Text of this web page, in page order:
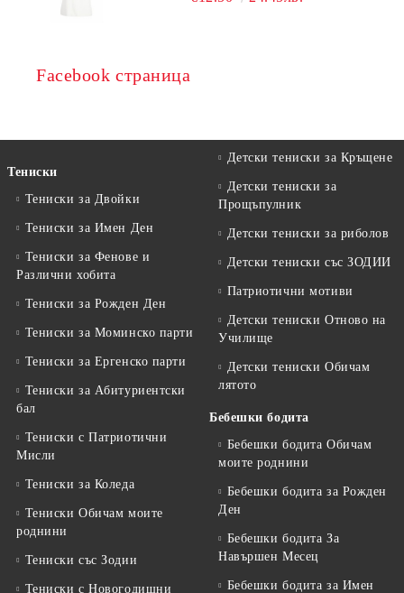
Facebook страница
Тениски
Тениски за Двойки
Тениски за Имен Ден
Тениски за Фенове и
Различни хобита
Тениски за Рожден Ден
Тениски за Mоминско парти
Тениски за Eргенско парти
Тениски за Aбитуриентски
бал
Тениски с Патриотични
Мисли
Тениски за Коледа
Тениски Обичам моите
роднини
Тениски със Зодии
Тениски с Новогодишни
Детски тениски за Кръщене
Детски тениски за
Прощъпулник
Детски тениски за риболов
Детски тениски със ЗОДИИ
Патриотични мотиви
Детски тениски Отново на
Училище
Детски тениски Обичам
лятото
Бебешки бодита
Бебешки бодита Обичам
моите роднини
Бебешки бодита за Рожден
Ден
Бебешки бодита За
Навършен Месец
Бебешки бодита за Имен